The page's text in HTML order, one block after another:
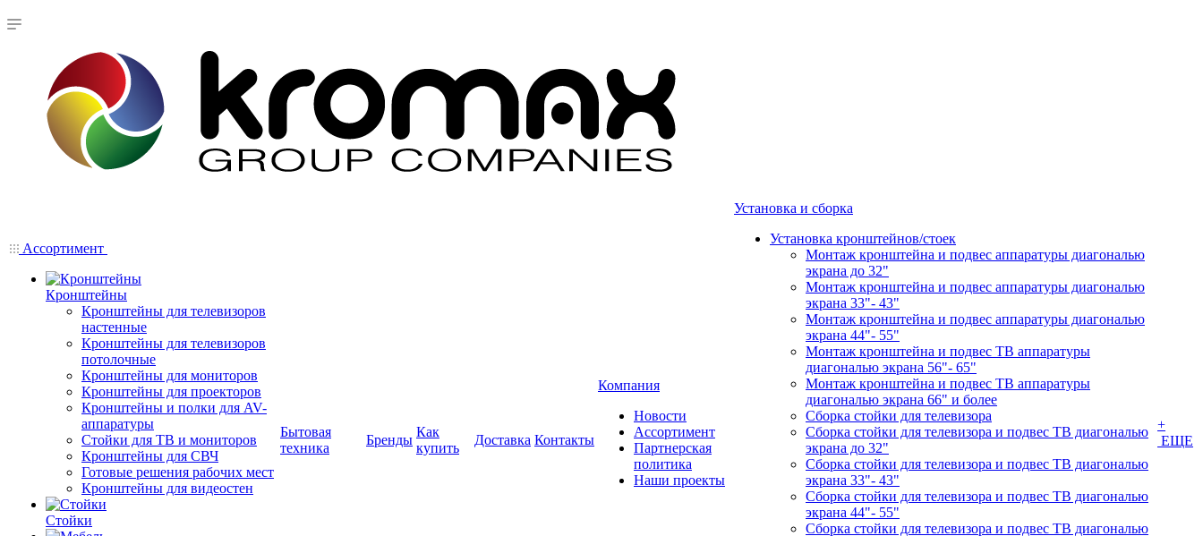
Ассортимент
Кронштейны
Кронштейны для телевизоров
настенные
Кронштейны для телевизоров
потолочные
Кронштейны для мониторов
Кронштейны для проекторов
Кронштейны и полки для AV-
аппаратуры
Стойки для ТВ и мониторов
Кронштейны для СВЧ
Готовые решения рабочих мест
Кронштейны для видеостен
Стойки
Бытовая
техника
Бренды
Как
купить
Доставка Контакты
Компания
Новости
Ассортимент
Партнерская
политика
Наши проекты
Установка и сборка
Установка кронштейнов/стоек
Монтаж кронштейна и подвес аппаратуры диагональю
экрана до 32"
Монтаж кронштейна и подвес аппаратуры диагональю
экрана 33"- 43"
Монтаж кронштейна и подвес аппаратуры диагональю
экрана 44"- 55"
Монтаж кронштейна и подвес ТВ аппаратуры
диагональю экрана 56"- 65"
Монтаж кронштейна и подвес ТВ аппаратуры
диагональю экрана 66" и более
Сборка стойки для телевизора
Сборка стойки для телевизора и подвес ТВ диагональю
экрана до 32"
Сборка стойки для телевизора и подвес ТВ диагональю
экрана 33"- 43"
Сборка стойки для телевизора и подвес ТВ диагональю
экрана 44"- 55"
Сборка стойки для телевизора и подвес ТВ диагональю
+
ЕЩЕ